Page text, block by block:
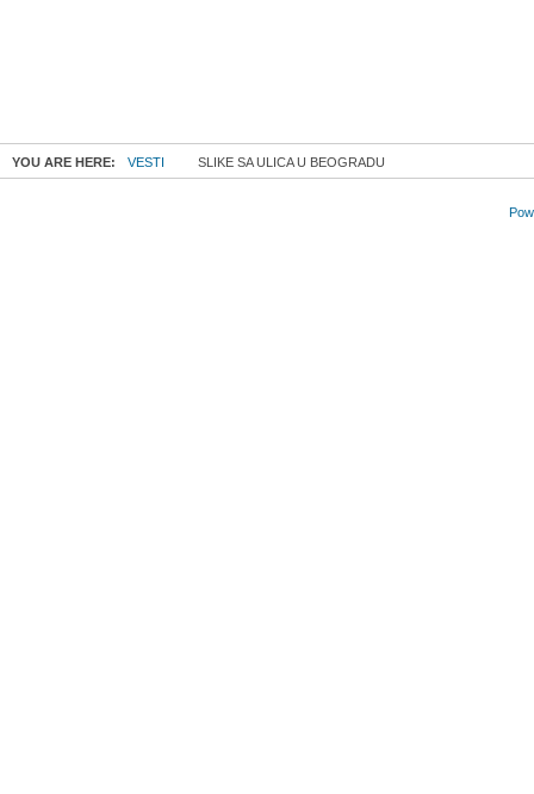
YOU ARE HERE: VESTI SLIKE SA ULICA U BEOGRADU